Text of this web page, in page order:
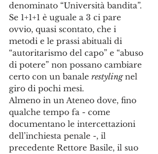
denominato “Università bandita”.
Se 1+1+1 è uguale a 3 ci pare
ovvio, quasi scontato, che i
metodi e le prassi abituali di
“autoritarismo del capo” e “abuso
di potere” non possano cambiare
certo con un banale restyling nel
giro di pochi mesi.
Almeno in un Ateneo dove, fino
qualche tempo fa - come
documentano le intercettazioni
dell’inchiesta penale -, il
precedente Rettore Basile, il suo